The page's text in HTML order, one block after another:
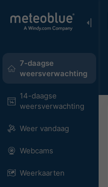
7-daagse
weersverwachting
14-daagse
weersverwachting
Weer vandaag
Webcams
Weerkaarten